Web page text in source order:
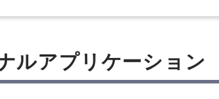
ルアプリケーション